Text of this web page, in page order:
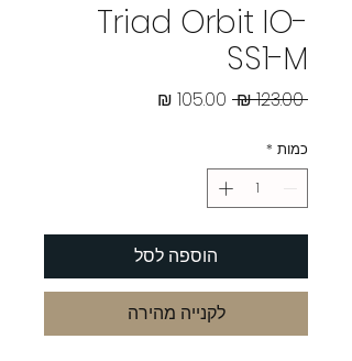
Triad Orbit IO-
SS1-M
‏123.00 ‏₪
מחיר
כמות *
הוספה לסל
לקנייה מהירה